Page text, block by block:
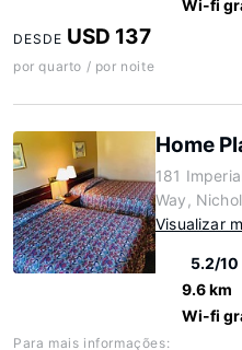
Wi-fi
DESDE USD 137
por quarto / por noite
Home
181 Imperial
Way,
Visualizar
5.2/10
9.6 km
Wi-fi
Para mais informações: